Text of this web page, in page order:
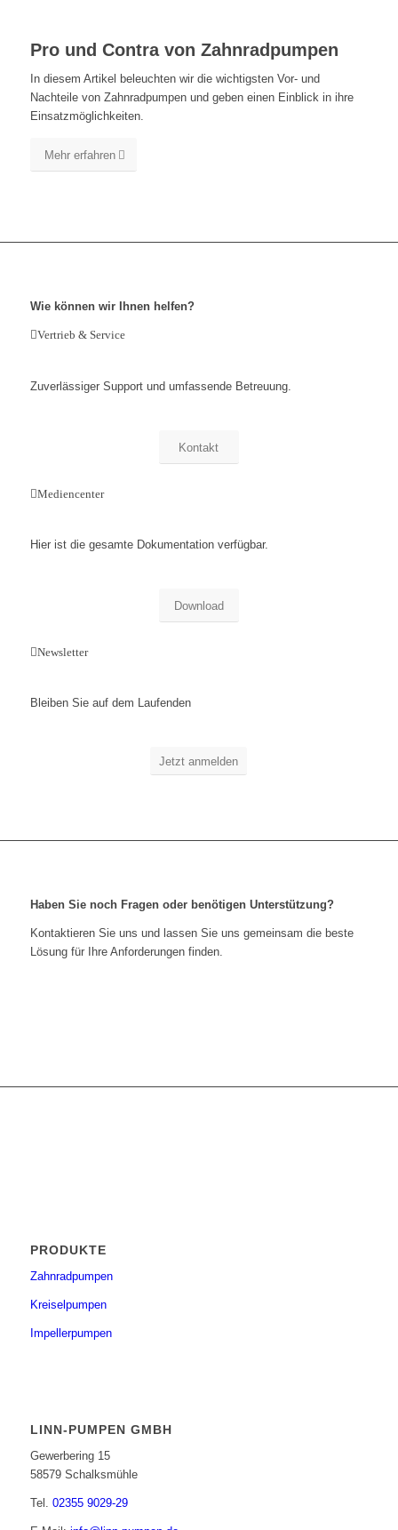
Pro und Contra von Zahnradpumpen
In diesem Artikel beleuchten wir die wichtigsten Vor- und
Nachteile von Zahnradpumpen und geben einen Einblick in ihre
Einsatzmöglichkeiten.
Mehr erfahren
Wie können wir Ihnen helfen?
Vertrieb & Service
Zuverlässiger Support und umfassende Betreuung.
Kontakt
Mediencenter
Hier ist die gesamte Dokumentation verfügbar.
Download
Newsletter
Bleiben Sie auf dem Laufenden
Jetzt anmelden
Haben Sie noch Fragen oder benötigen Unterstützung?
Kontaktieren Sie uns und lassen Sie uns gemeinsam die beste
Lösung für Ihre Anforderungen finden.
PRODUKTE
Zahnradpumpen
Kreiselpumpen
Impellerpumpen
LINN-PUMPEN GMBH
Gewerbering 15
58579 Schalksmühle
Tel. 02355 9029-29